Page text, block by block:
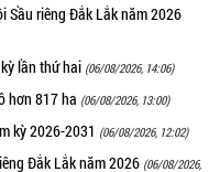
Sầu riêng Đắk Lắk năm 2026
lần thứ hai (06/08/2026, 14:06)
hơn 817 ha (06/08/2026, 13:00)
kỳ 2026-2031 (06/08/2026, 12:02)
Đắk Lắk năm 2026 (06/08/2026,